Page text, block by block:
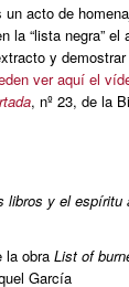
un acto de
la “lista negra” el
y
ver aquí el
, nº 23, de la
libros y el espíritu
la obra List of
García